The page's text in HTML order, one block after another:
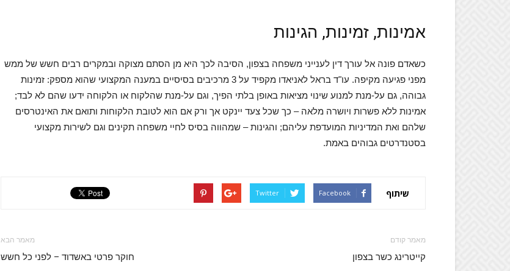
אמינות, זמינות, הגינות
כשאדם פונה אל עורך דין לענייני משפחה בצפון, הסיבה לכך היא מן הסתם מצוקה ובמקרים רבים חשש של ממש
מפני פגיעה מקיפה. עו"ד בראל לאניאדו מקפיד על 3 מרכיבים בסיסיים במענה המקצועי שהוא מספק: זמינות
גבוהה, גם על-מנת למנוע שינוי מציאות באופן בלתי הפיך, וגם על-מנת שהלקוח או הלקוחה ידעו שהם לא לבד;
אמינות ללא פשרות ויושרה מלאה – כך שכל צעד יינקט אך ורק אם הוא לטובת הלקוחות ותואם את האינטרסים
שלהם ואת המדיניות המועדפת עליהם; והגינות – שמהווה בסיס לחיי משפחה תקינים וגם לשירות מקצועי
בסטנדרטים גבוהים באמת.
שיתוף Facebook
Twitter
מאמר קודם
קייטרינג כשר בצפון
מאמר הבא
חוקר פרטי באשדוד – לפני כל חשש